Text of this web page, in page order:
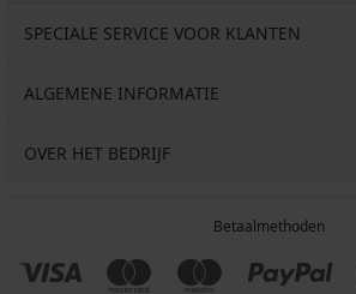
SPECIALE SERVICE VOOR KLANTEN
ALGEMENE INFORMATIE
OVER HET BEDRIJF
Betaalmethoden